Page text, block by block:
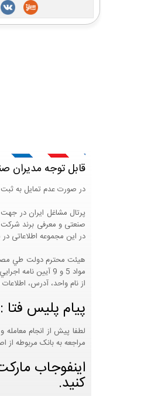
قابل توجه مدیران
در صورت عدم تمایل به
صنعتی و معرفی برند
در این مجموعه اطلاعاتی
از نام واحد، آدرس،
پیام پلیس فتا :
لطفا پیش از انجام
مراجعه به بانک مربوطه
اینفوجاب
کنید.